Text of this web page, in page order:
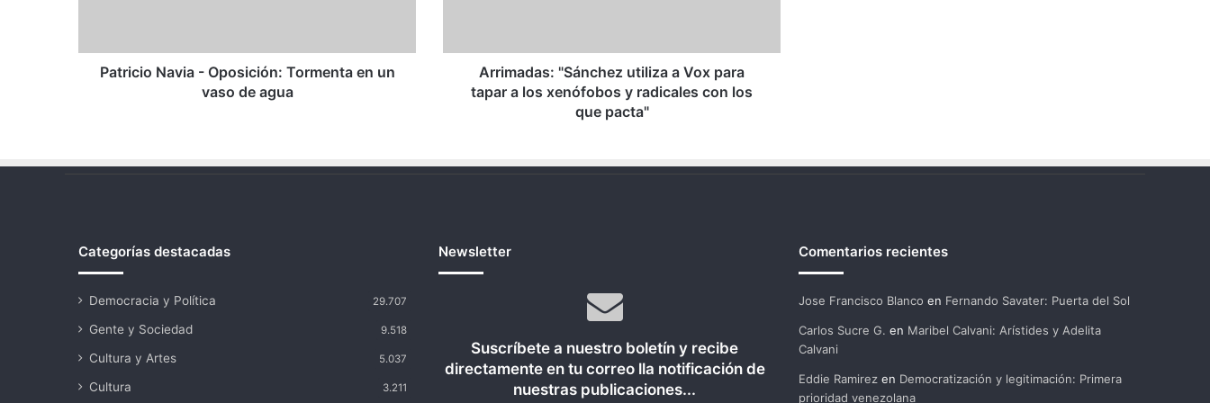
de
aguaPatricio Navia - Oposición: Tormenta en un
vaso de agua
los
xenófobos
que
Arrimadas: "Sánchez utiliza a Vox para
tapar a los xenófobos y radicales con los
que pacta"
Categorías destacadas
Democracia y Política 29.707
Gente y Sociedad 9.518
Cultura y Artes 5.037
Cultura 3.211
Newsletter
Suscríbete a nuestro boletín y recibe
directamente en tu correo lla notificación de
nuestras publicaciones...
Comentarios recientes
Jose Francisco Blanco en Fernando Savater: Puerta del Sol
Carlos Sucre G. en Maribel Calvani: Arístides y Adelita
Calvani
Eddie Ramirezen Democratización y legitimación: Primera
prioridad venezolana